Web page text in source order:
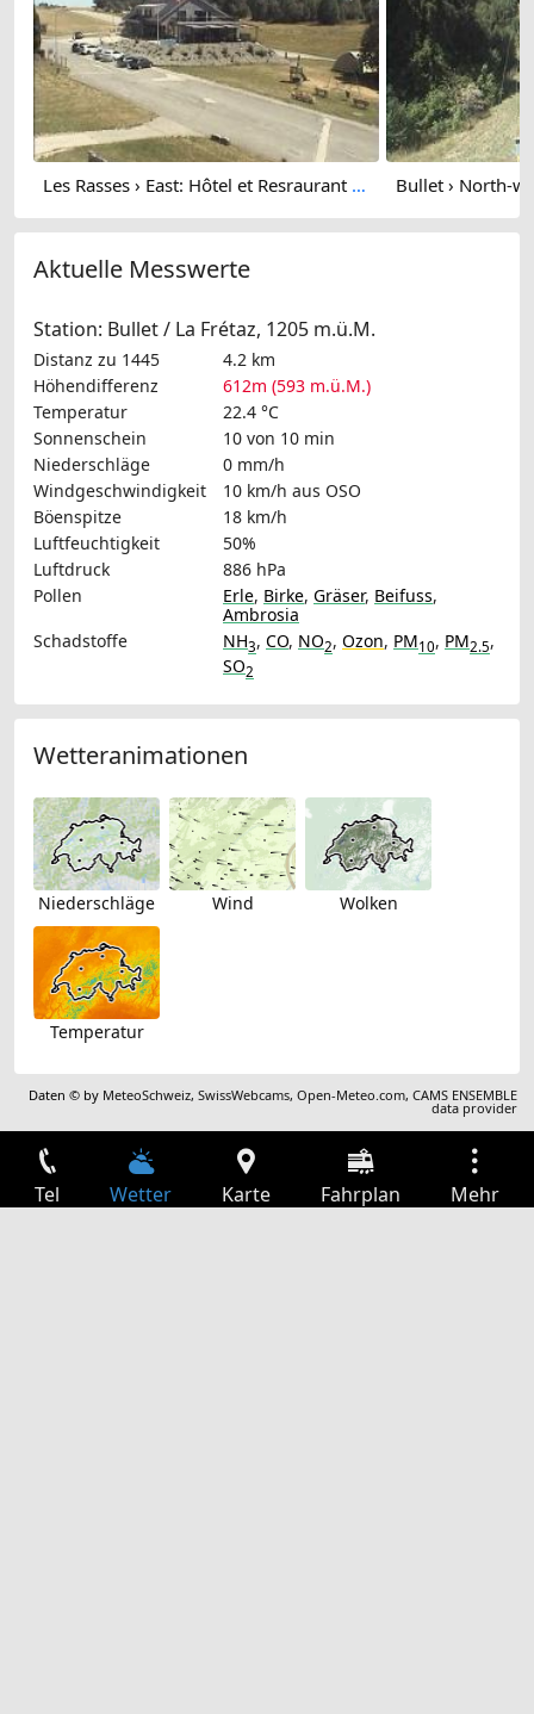
Les Rasses › East: Hôtel et Resraurant Les Planets - Les Rasses - Route du Chasseron
Aktuelle Messwerte
Station: Bullet / La Frétaz, 1205 m.ü.M.
Distanz zu 1445
4.2 km
Höhendifferenz
612m (593 m.ü.M.)
Temperatur
22.4 °C
Sonnenschein
10 von 10 min
Niederschläge
0 mm/h
Windgeschwindigkeit
10 km/h aus OSO
Böenspitze
18 km/h
Luftfeuchtigkeit
50%
Luftdruck
886 hPa
Pollen
Erle, Birke, Gräser, Beifuss,
Ambrosia
Schadstoffe
NH3, CO, NO2, Ozon, PM10, PM2.5,
SO2
Wetteranimationen
Niederschläge Wind Wolken
Temperatur
Daten © by MeteoSchweiz,SwissWebcams,Open-Meteo.com,CAMS ENSEMBLE
data provider
Tel Wetter Karte Fahrplan Mehr